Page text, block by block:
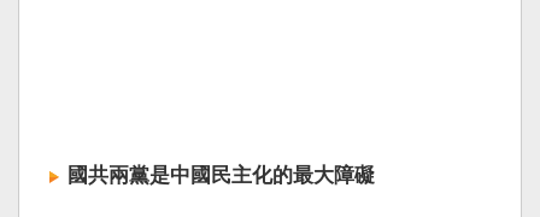
國共兩黨是中國民主化的最大障礙